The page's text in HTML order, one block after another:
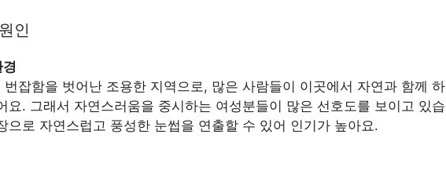
인
번잡함을 벗어난 조용한 지역으로, 많은 사람들이 이곳에서 자연과 함께 하
요. 그래서 자연스러움을 중시하는 여성분들이 많은 선호도를 보이고 있습
으로 자연스럽고 풍성한 눈썹을 연출할 수 있어 인기가 높아요.